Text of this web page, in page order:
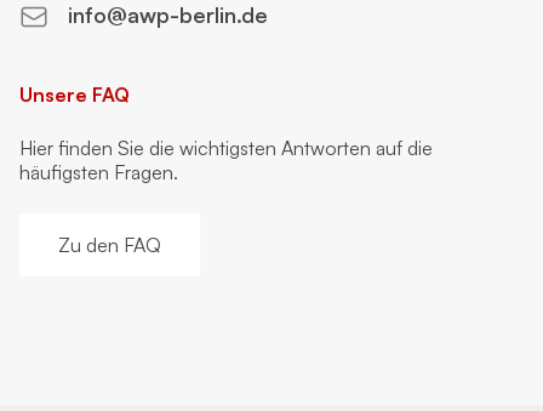
info@awp-berlin.de
Unsere FAQ
Hier finden Sie die wichtigsten Antworten auf die
häufigsten Fragen.
Zu den FAQ